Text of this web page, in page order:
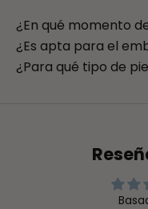
¿En qué momento
¿Es apta para el
¿Para qué tipo de